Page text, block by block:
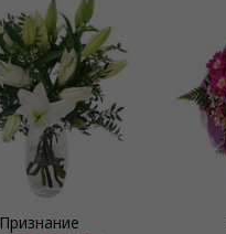
Признание